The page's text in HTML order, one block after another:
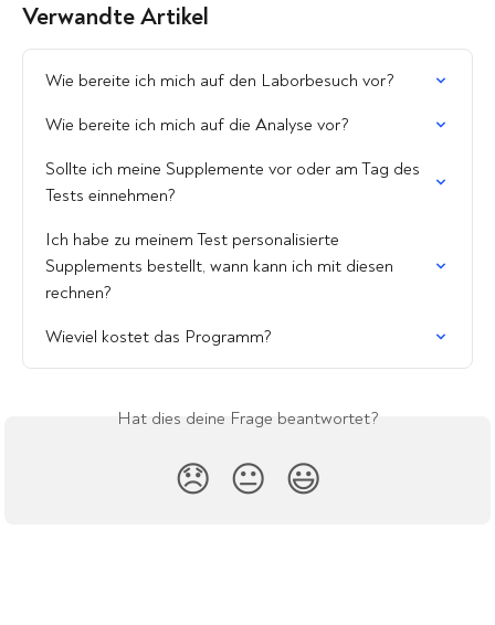
Verwandte Artikel
Wie bereite ich mich auf den Laborbesuch vor?
Wie bereite ich mich auf die Analyse vor?
Sollte ich meine Supplemente vor oder am Tag des
Tests einnehmen?
Ich habe zu meinem Test personalisierte
Supplements bestellt, wann kann ich mit diesen
rechnen?
Wieviel kostet das Programm?
Hat dies deine Frage beantwortet?
😞 😐 😃